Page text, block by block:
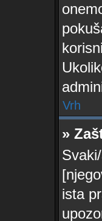
Vrh
»
ista